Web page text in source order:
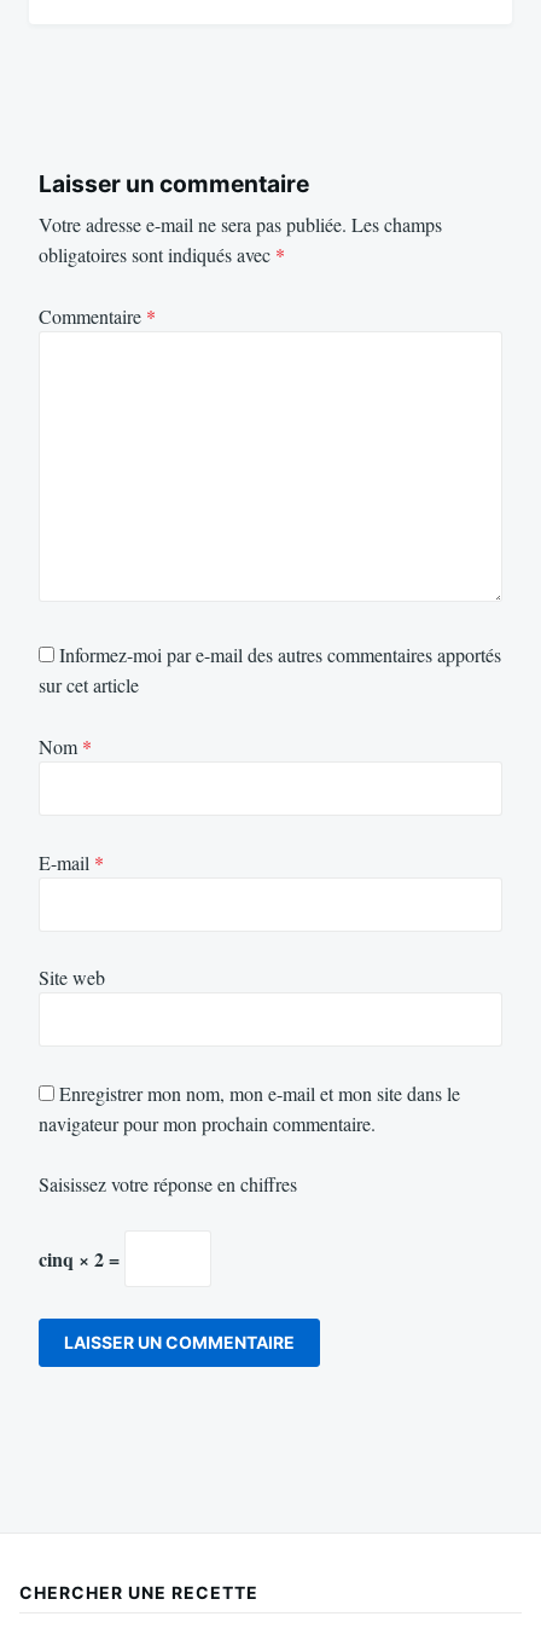
Laisser un commentaire
Votre adresse e-mail ne sera pas publiée. Les champs
obligatoires sont indiqués avec *
Commentaire *
Informez-moi par e-mail des autres commentaires apportés
sur cet article
Nom *
E-mail *
Site web
Enregistrer mon nom, mon e-mail et mon site dans le
navigateur pour mon prochain commentaire.
Saisissez votre réponse en chiffres
cinq × 2 =
CHERCHER UNE RECETTE